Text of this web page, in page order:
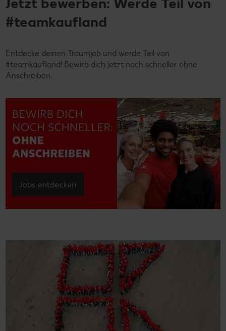
#teamkaufland
Entdecke deinen Traumjob und werde Teil von
#teamkaufland! Bewirb dich jetzt noch schneller ohne
Anschreiben.